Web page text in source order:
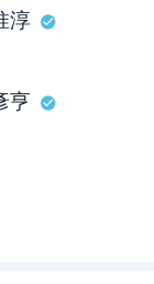
淳
亨